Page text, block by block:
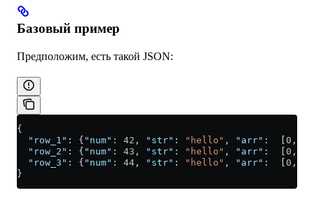
Базовый пример
Предположим, есть такой JSON:
{
  "row_1"
: { "num" : 42 , "str" : "hello" , "arr" :  [ 0 ,
  "row_2"
: { "num" : 43 , "str" : "hello" , "arr" :  [ 0 ,
  "row_3"
: { "num" : 44 , "str" : "hello" , "arr" :  [ 0 ,
}